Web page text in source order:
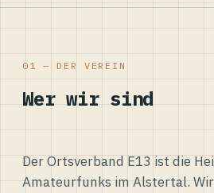
01 — DER VEREIN
Wer wir sind
Der Ortsverband E13 ist die
Amateurfunks im Alstertal.